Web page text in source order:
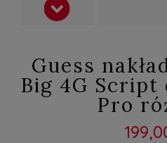
Guess
Big 4G Script
Pro